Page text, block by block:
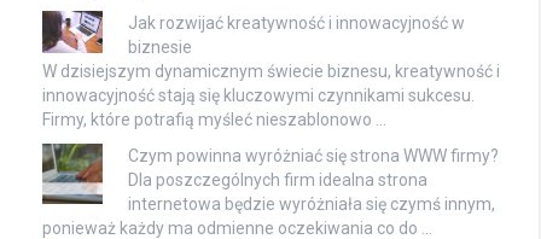
Jak rozwijać kreatywność i innowacyjność w
biznesie
W dzisiejszym dynamicznym świecie biznesu, kreatywność i
innowacyjność stają się kluczowymi czynnikami sukcesu.
Firmy, które potrafią myśleć nieszablonowo …
Czym powinna wyróżniać się strona WWW firmy?
Dla poszczególnych firm idealna strona
internetowa będzie wyróżniała się czymś innym,
ponieważ każdy ma odmienne oczekiwania co do …